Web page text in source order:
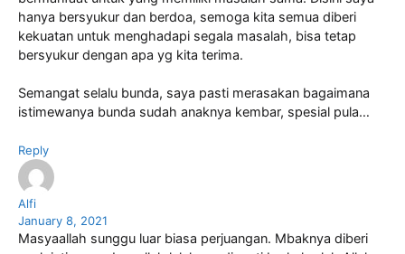
hanya bersyukur dan berdoa, semoga kita semua diberi
kekuatan untuk menghadapi segala masalah, bisa tetap
bersyukur dengan apa yg kita terima.
Semangat selalu bunda, saya pasti merasakan bagaimana
istimewanya bunda sudah anaknya kembar, spesial pula…
Reply
Alfi
January 8, 2021
Masyaallah sunggu luar biasa perjuangan. Mbaknya diberi